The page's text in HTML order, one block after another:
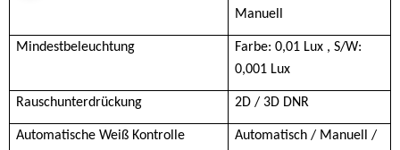
Manuell
Mindestbeleuchtung
Farbe: 0,01 Lux , S/W:
0,001 Lux
Rauschunterdrückung 2D / 3D DNR
Automatische Weiß Kontrolle
Automatisch / Manuell /